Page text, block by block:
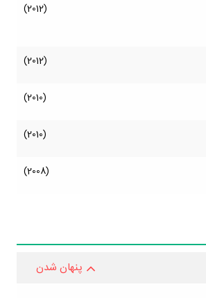
(2012)
(2012)
(2010)
(2010)
(2008)
پنهان شدن